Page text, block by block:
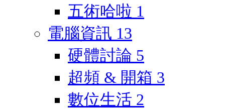
五術哈啦 1
電腦資訊 13
硬體討論 5
超頻 & 開箱 3
數位生活 2